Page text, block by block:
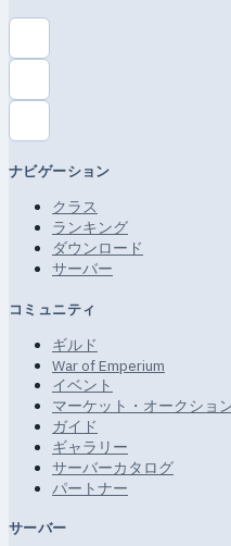
ナビゲーション
クラス
ランキング
ダウンロード
サーバー
コミュニティ
ギルド
War of Emperium
イベント
マーケット・オークショ
ガイド
ギャラリー
サーバーカタログ
パートナー
サーバー